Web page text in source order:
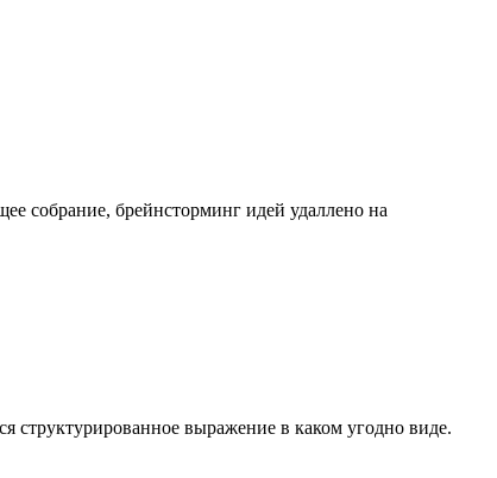
собрание, брейнсторминг идей удаллено на
структурированное выражение в каком угодно виде.